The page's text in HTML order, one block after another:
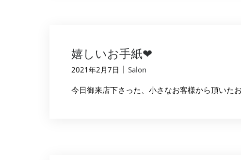
嬉しいお手紙❤
2021年2月7日 | Salon
今日御来店下さった、小さなお客様から頂い